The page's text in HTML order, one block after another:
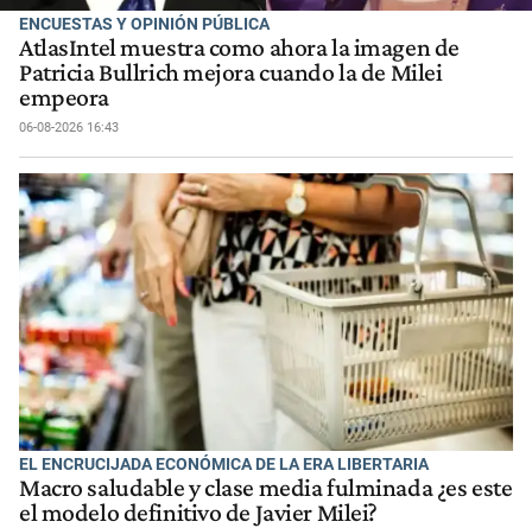
ENCUESTAS Y OPINIÓN PÚBLICA
AtlasIntel muestra como ahora la imagen de
Patricia Bullrich mejora cuando la de Milei
empeora
06-08-2026 16:43
EL ENCRUCIJADA ECONÓMICA DE LA ERA LIBERTARIA
Macro saludable y clase media fulminada ¿es este
el modelo definitivo de Javier Milei?